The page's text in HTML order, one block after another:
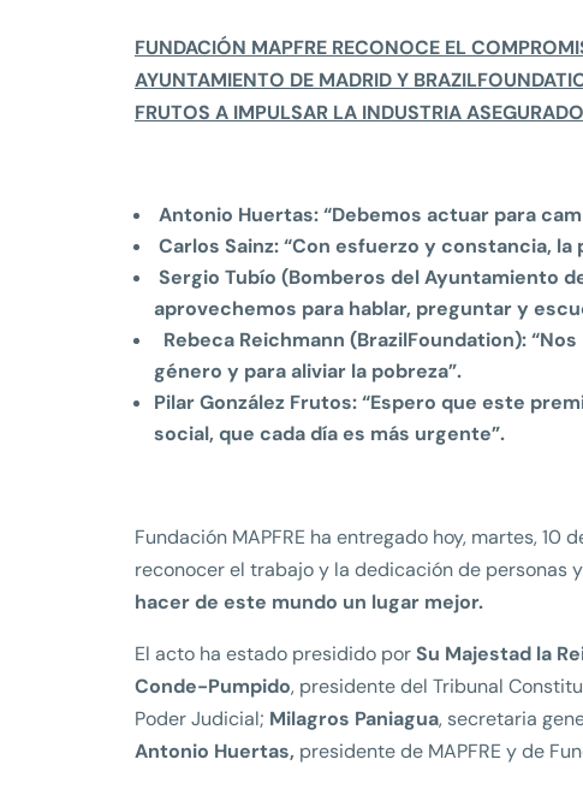
FUNDACIÓN MAPFRE RECONOCE EL
AYUNTAMIENTO DE MADRID Y
FRUTOS A IMPULSAR LA INDUSTRIA
Antonio Huertas: “Debemos actuar para
Carlos Sainz: “Con esfuerzo y constancia, la
Sergio Tubío (Bomberos del Ayuntamiento
aprovechemos para hablar, preguntar y
Rebeca Reichmann (BrazilFoundation):
género y para aliviar la pobreza”.
Pilar González Frutos:“Espero que este
social, que cada día es más urgente”.
Fundación MAPFRE ha entregado hoy, martes,
reconocer el trabajo y la dedicación de personas
hacer de este mundo un lugar mejor.
El acto ha estado presidido porSu Majestad la
Conde-Pumpido, presidente del Tribunal
Poder Judicial; Milagros Paniagua, secretaria
Antonio Huertas, presidente de MAPFRE y de